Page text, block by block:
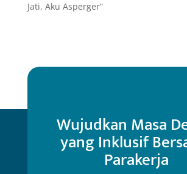
Jati, Aku Asperger”
Wujudkan Masa
yang Inklusif
Parakerja